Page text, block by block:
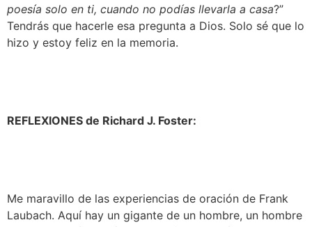
poesía solo en ti, cuando no podías llevarla a casa?”
Tendrás que hacerle esa pregunta a Dios. Solo sé que lo
hizo y estoy feliz en la memoria.
REFLEXIONES de Richard J. Foster:
Me maravillo de las experiencias de oración de Frank
Laubach. Aquí hay un gigante de un hombre, un hombre